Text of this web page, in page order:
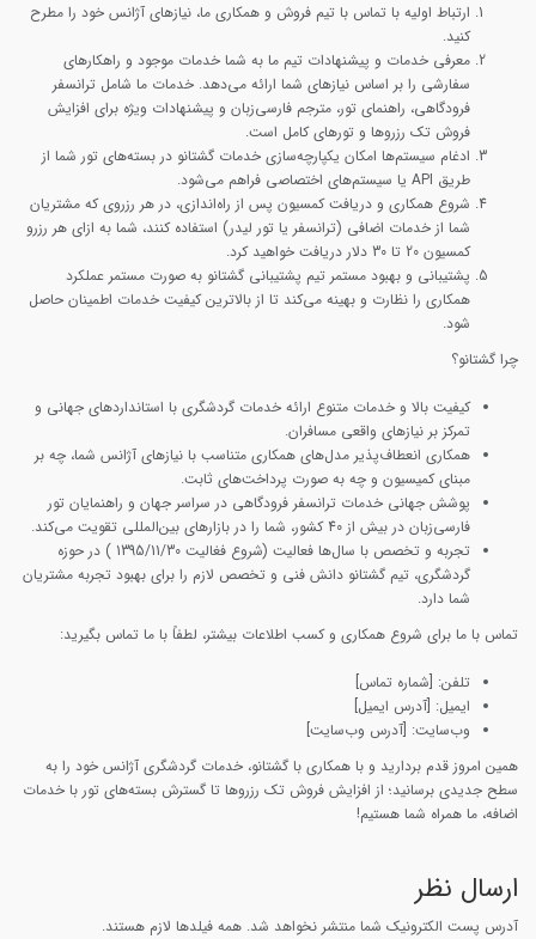
ارتباط اولیه با تماس با تیم فروش و همکاری ما، نیازهای آژانس خود را مطرح
کنید.
معرفی خدمات و پیشنهادات تیم ما به شما خدمات موجود و راهکارهای
سفارشی را بر اساس نیازهای شما ارائه می‌دهد. خدمات ما شامل ترانسفر
فرودگاهی، راهنمای تور، مترجم فارسی‌زبان و پیشنهادات ویژه برای افزایش
فروش تک رزروها و تورهای کامل است.
ادغام سیستم‌ها امکان یکپارچه‌سازی خدمات گشتانو در بسته‌های تور شما از
طریق API یا سیستم‌های اختصاصی فراهم می‌شود.
شروع همکاری و دریافت کمسیون پس از راه‌اندازی، در هر رزروی که مشتریان
شما از خدمات اضافی (ترانسفر یا تور لیدر) استفاده کنند، شما به ازای هر رزرو
کمسیون 20 تا 30 دلار دریافت خواهید کرد.
پشتیبانی و بهبود مستمر تیم پشتیبانی گشتانو به صورت مستمر عملکرد
همکاری را نظارت و بهینه می‌کند تا از بالاترین کیفیت خدمات اطمینان حاصل
شود.
چرا گشتانو؟
کیفیت بالا و خدمات متنوع ارائه خدمات گردشگری با استانداردهای جهانی و
تمرکز بر نیازهای واقعی مسافران.
همکاری انعطاف‌پذیر مدل‌های همکاری متناسب با نیازهای آژانس شما، چه بر
مبنای کمیسیون و چه به صورت پرداخت‌های ثابت.
پوشش جهانی خدمات ترانسفر فرودگاهی در سراسر جهان و راهنمایان تور
فارسی‌زبان در بیش از 40 کشور، شما را در بازارهای بین‌المللی تقویت می‌کند.
تجربه و تخصص
با سال‌ها فعالیت (شروع فغالیت 1395/11/30 ) در حوزه
گردشگری، تیم گشتانو دانش فنی و تخصص لازم را برای بهبود تجربه مشتریان
شما دارد.
تماس با ما برای شروع همکاری و کسب اطلاعات بیشتر، لطفاً با ما تماس بگیرید:
تلفن: [شماره تماس]
ایمیل: [آدرس ایمیل]
وب‌سایت: [آدرس وب‌سایت]
همین امروز قدم بردارید و با همکاری با گشتانو، خدمات گردشگری آژانس خود را به
سطح جدیدی برسانید؛ از افزایش فروش تک رزروها تا گسترش بسته‌های تور با خدمات
اضافه، ما همراه شما هستیم!
ارسال نظر
آدرس پست الکترونیک شما منتشر نخواهد شد. همه فیلدها لازم هستند.